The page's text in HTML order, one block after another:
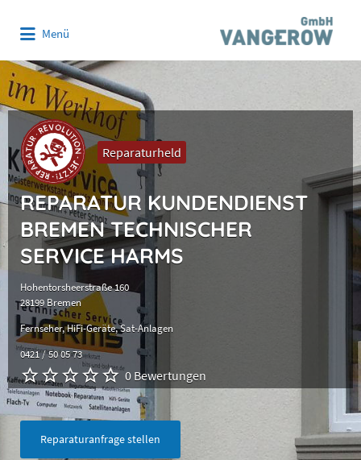
Menü
Reparaturheld
REPARATUR KUNDENDIENST
BREMEN TECHNISCHER
SERVICE HARMS
Hohentorsheerstraße 160
28199 Bremen
Fernseher HiFi-Geräte Sat-Anlagen
0421 / 50 05 73
0 Bewertungen
Reparaturanfrage stellen